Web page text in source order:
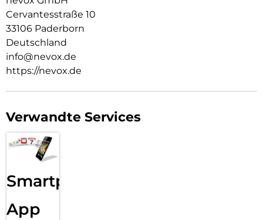
Cervantesstraße 10
33106 Paderborn
Deutschland
info@nevox.de
https://nevox.de
Verwandte Services
Smartphone
App